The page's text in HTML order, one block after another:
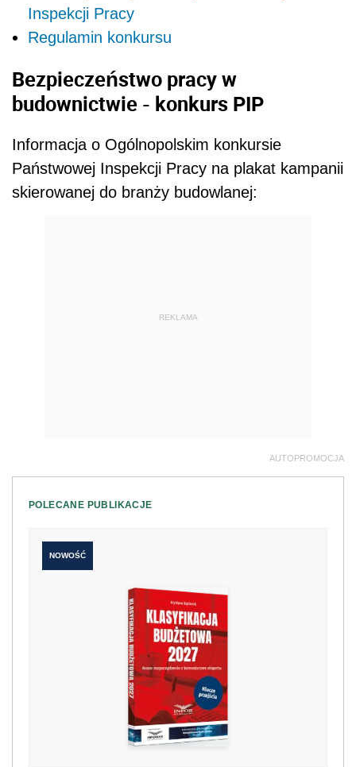
Inspekcji Pracy
Regulamin konkursu
Bezpieczeństwo pracy w
budownictwie - konkurs PIP
Informacja o Ogólnopolskim konkursie
Państwowej Inspekcji Pracy na plakat kampanii
skierowanej do branży budowlanej:
REKLAMA
AUTOPROMOCJA
POLECANE PUBLIKACJE
NOWOŚĆ